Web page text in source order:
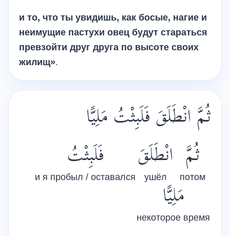
и то, что ты увидишь, как босые, нагие и
неимущие пастухи овец будут стараться
превзойти друг друга по высоте своих
жилищ».
ثُمَّ انْطَلَقَ فَلَبِثْتُ مَلِيًّا
ثُمَّ
потом
انْطَلَقَ
ушёл
فَلَبِثْتُ
и я пробыл / оставался
مَلِيًّا
некоторое время